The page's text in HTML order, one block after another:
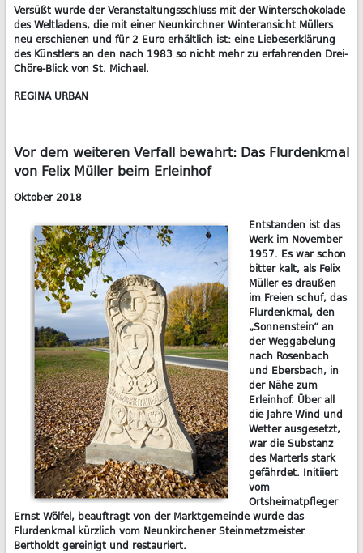
Versüßt wurde der Veranstaltungsschluss mit der Winterschokolade
des Weltladens, die mit einer Neunkirchner Winteransicht Müllers
neu erschienen und für 2 Euro erhältlich ist: eine Liebeserklärung
des Künstlers an den nach 1983 so nicht mehr zu erfahrenden Drei-
Chöre-Blick von St. Michael.
REGINA URBAN
Vor dem weiteren Verfall bewahrt: Das Flurdenkmal
von Felix Müller beim Erleinhof
Oktober 2018
Entstanden ist das
Werk im November
1957. Es war schon
bitter kalt, als Felix
Müller es draußen
im Freien schuf, das
Flurdenkmal, den
„Sonnenstein“ an
der Weggabelung
nach Rosenbach
und Ebersbach, in
der Nähe zum
Erleinhof. Über all
die Jahre Wind und
Wetter ausgesetzt,
war die Substanz
des Marterls stark
gefährdet. Initiiert
vom
Ortsheimatpfleger
Ernst Wölfel, beauftragt von der Marktgemeinde wurde das
Flurdenkmal kürzlich vom Neunkirchener Steinmetzmeister
Bertholdt gereinigt und restauriert.